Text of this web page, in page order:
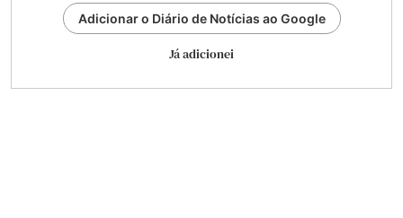
Adicionar o Diário de Notícias ao Google
Já adicionei